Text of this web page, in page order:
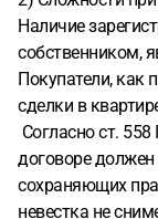
Наличие
собственником,
Покупатели, как
сделки в
Согласно ст.
договоре должен
сохраняющих
невестка не